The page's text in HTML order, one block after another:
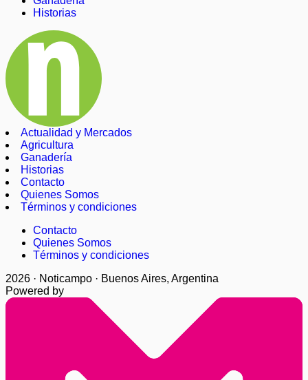
Historias
Actualidad y Mercados
Agricultura
Ganadería
Historias
Contacto
Quienes Somos
Términos y condiciones
Contacto
Quienes Somos
Términos y condiciones
2026 · Noticampo · Buenos Aires, Argentina
Powered by